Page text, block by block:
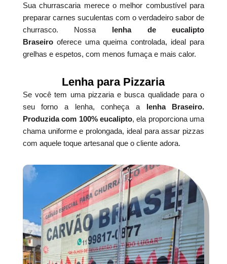
Sua churrascaria merece o melhor combustível para
preparar carnes suculentas com o verdadeiro sabor de
churrasco. Nossa lenha de eucalipto
Braseirooferece uma queima controlada, ideal para
grelhas e espetos, com menos fumaça e mais calor.
Lenha para Pizzaria
Se você tem uma pizzaria e busca qualidade para o
seu forno a lenha, conheça a lenha Braseiro.
Produzida com 100% eucalipto, ela proporciona uma
chama uniforme e prolongada, ideal para assar pizzas
com aquele toque artesanal que o cliente adora.